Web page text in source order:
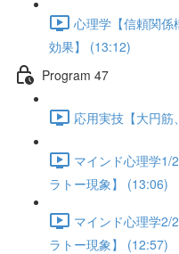
心理学【信頼関
効果】 (13:12)
Program 47
応用実技【大円
マインド心理学
ラトー現象】 (13:06)
マインド心理学
ラトー現象】 (12:57)